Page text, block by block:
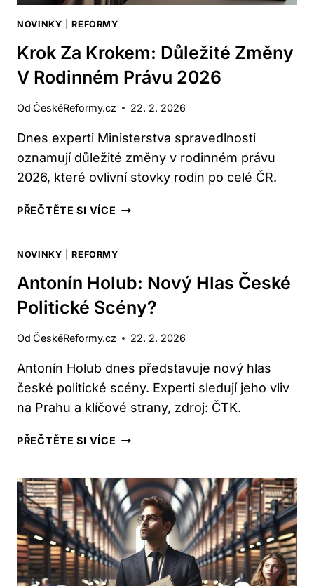
NOVINKY |REFORMY
Krok Za Krokem: Důležité Změny
V Rodinném Právu 2026
Od ČeskéReformy.cz 22. 2. 2026
Dnes experti Ministerstva spravedlnosti
oznamují důležité změny v rodinném právu
2026, které ovlivní stovky rodin po celé ČR.
PŘEČTĚTE SI VÍCE KROK
DŮLEŽITÉ
V
RODINNÉM
PRÁVU
2026
NOVINKY |REFORMY
Antonín Holub: Nový Hlas České
Politické Scény?
Od ČeskéReformy.cz 22. 2. 2026
Antonín Holub dnes představuje nový hlas
české politické scény. Experti sledují jeho vliv
na Prahu a klíčové strany, zdroj: ČTK.
PŘEČTĚTE SI VÍCE ANTONÍN
HLAS
ČESKÉ
POLITICKÉ
SCÉNY?